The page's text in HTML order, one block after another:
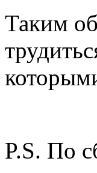
Таким
P.S. По